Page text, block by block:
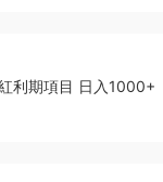
利期項目 日入1000+